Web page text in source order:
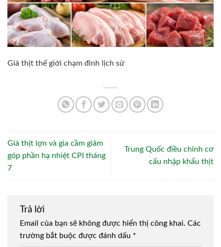
Giá thịt thế giới chạm đỉnh lịch sử
Giá thịt lợn và gia cầm giảm
góp phần hạ nhiệt CPI tháng
7
Trung Quốc điều chỉnh cơ
cấu nhập khẩu thịt
Trả lời
Email của bạn sẽ không được hiển thị công khai. Các
trường bắt buộc được đánh dấu *